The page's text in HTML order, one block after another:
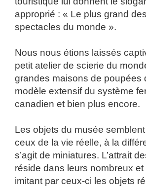
approprié : « Le plus grand
spectacles du monde ».
Nous nous étions laissés
petit atelier de scierie du
grandes maisons de poupées
modèle extensif du système
canadien et bien plus encore.
Les objets du musée
ceux de la vie réelle, à la
s’agit de miniatures. L’attrait
réside dans leurs nombreux et
imitant par ceux-ci les objets